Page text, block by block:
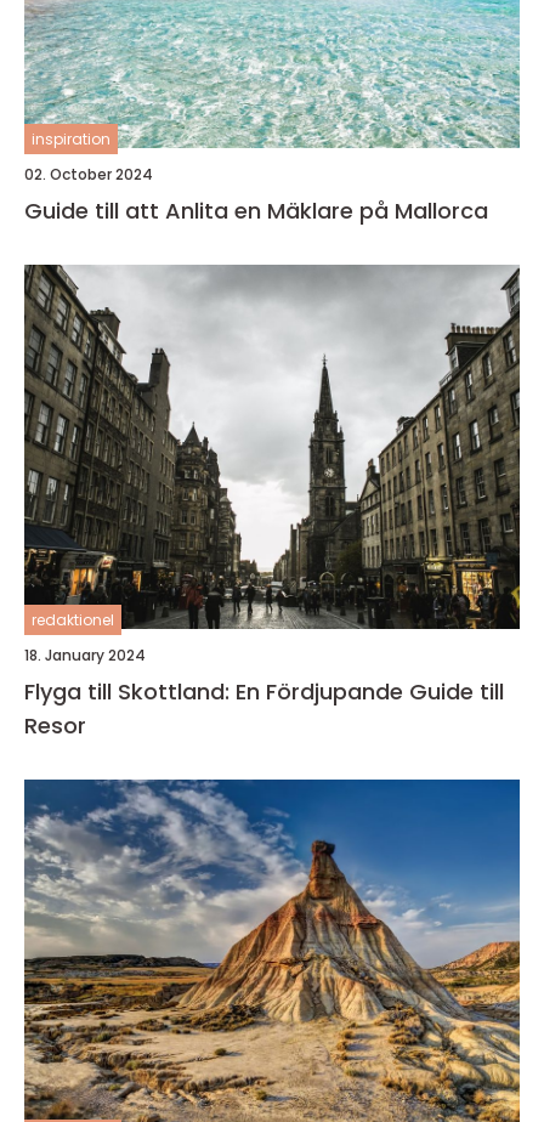
inspiration
02. October 2024
Guide till att Anlita en Mäklare på Mallorca
redaktionel
18. January 2024
Flyga till Skottland: En Fördjupande Guide till
Resor